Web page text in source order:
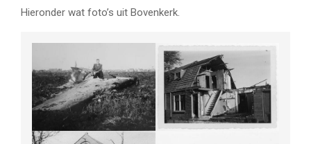
Hieronder wat foto’s uit Bovenkerk.